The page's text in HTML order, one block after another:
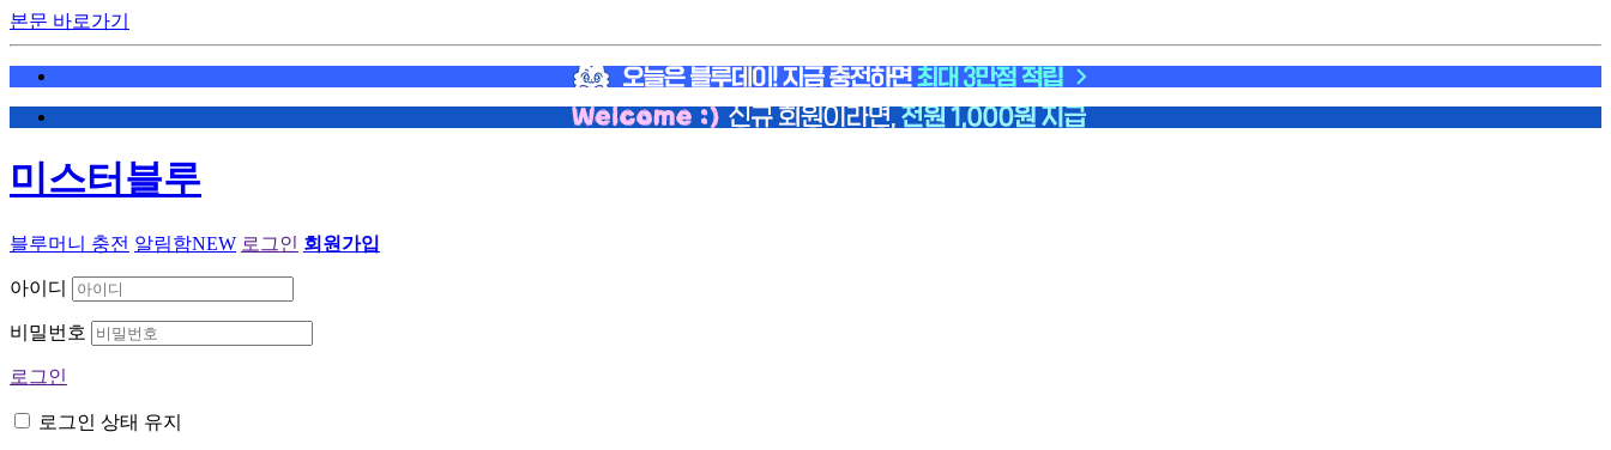
본문 바로가기
미스터블루
블루머니 충전 알림함NEW 로그인 회원가입
아이디
비밀번호
로그인
로그인 상태 유지